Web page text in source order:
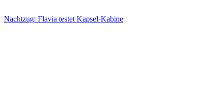
Nachtzug: Flavia testet Kapsel-Kabine